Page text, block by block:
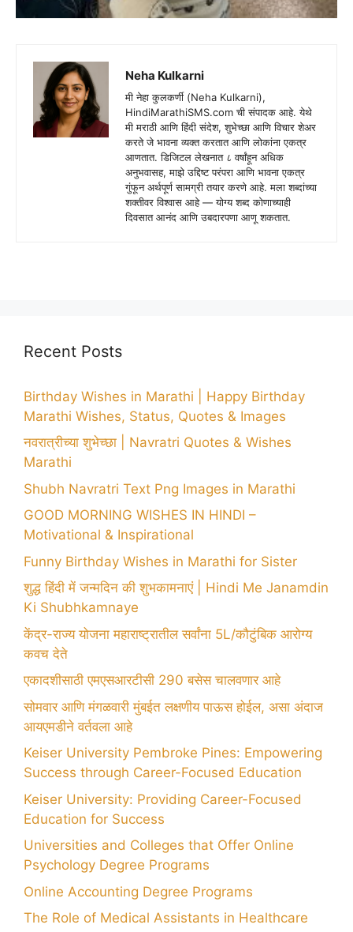
Neha Kulkarni
मी नेहा कुलकर्णी (Neha Kulkarni),
HindiMarathiSMS.com ची संपादक आहे. येथे
मी मराठी आणि हिंदी संदेश, शुभेच्छा आणि विचार शेअर
करते जे भावना व्यक्त करतात आणि लोकांना एकत्र
आणतात. डिजिटल लेखनात ८ वर्षांहून अधिक
अनुभवासह, माझे उद्दिष्ट परंपरा आणि भावना एकत्र
गुंफून अर्थपूर्ण सामग्री तयार करणे आहे. मला शब्दांच्या
शक्तीवर विश्वास आहे — योग्य शब्द कोणाच्याही
दिवसात आनंद आणि उबदारपणा आणू शकतात.
Recent Posts
Birthday Wishes in Marathi | Happy Birthday
Marathi Wishes, Status, Quotes & Images
नवरात्रीच्या शुभेच्छा | Navratri Quotes & Wishes
Marathi
Shubh Navratri Text Png Images in Marathi
GOOD MORNING WISHES IN HINDI –
Motivational & Inspirational
Funny Birthday Wishes in Marathi for Sister
शुद्ध हिंदी में जन्मदिन की शुभकामनाएं | Hindi Me Janamdin
Ki Shubhkamnaye
केंद्र-राज्य योजना महाराष्ट्रातील सर्वांना 5L/कौटुंबिक आरोग्य
कवच देते
एकादशीसाठी एमएसआरटीसी 290 बसेस चालवणार आहे
सोमवार आणि मंगळवारी मुंबईत लक्षणीय पाऊस होईल, असा अंदाज
आयएमडीने वर्तवला आहे
Keiser University Pembroke Pines: Empowering
Success through Career-Focused Education
Keiser University: Providing Career-Focused
Education for Success
Universities and Colleges that Offer Online
Psychology Degree Programs
Online Accounting Degree Programs
The Role of Medical Assistants in Healthcare